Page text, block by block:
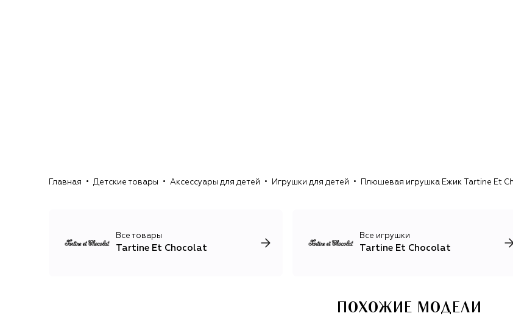
Главная Детские товары Аксессуары для детей Игрушки для детей Плюшевая игрушка Ежик Tartine Et
Все товары
Tartine Et Chocolat
Все игрушки
Tartine Et Chocolat
ПОХОЖИЕ МОДЕЛИ